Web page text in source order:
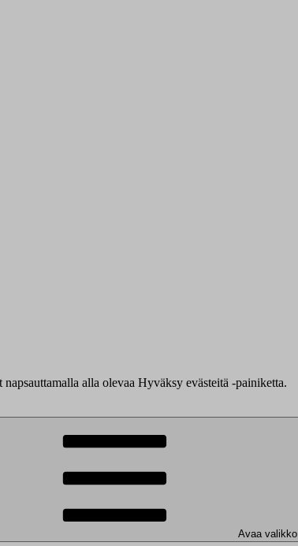
alla olevaa Hyväksy evästeitä -painiketta.
Avaa valikko